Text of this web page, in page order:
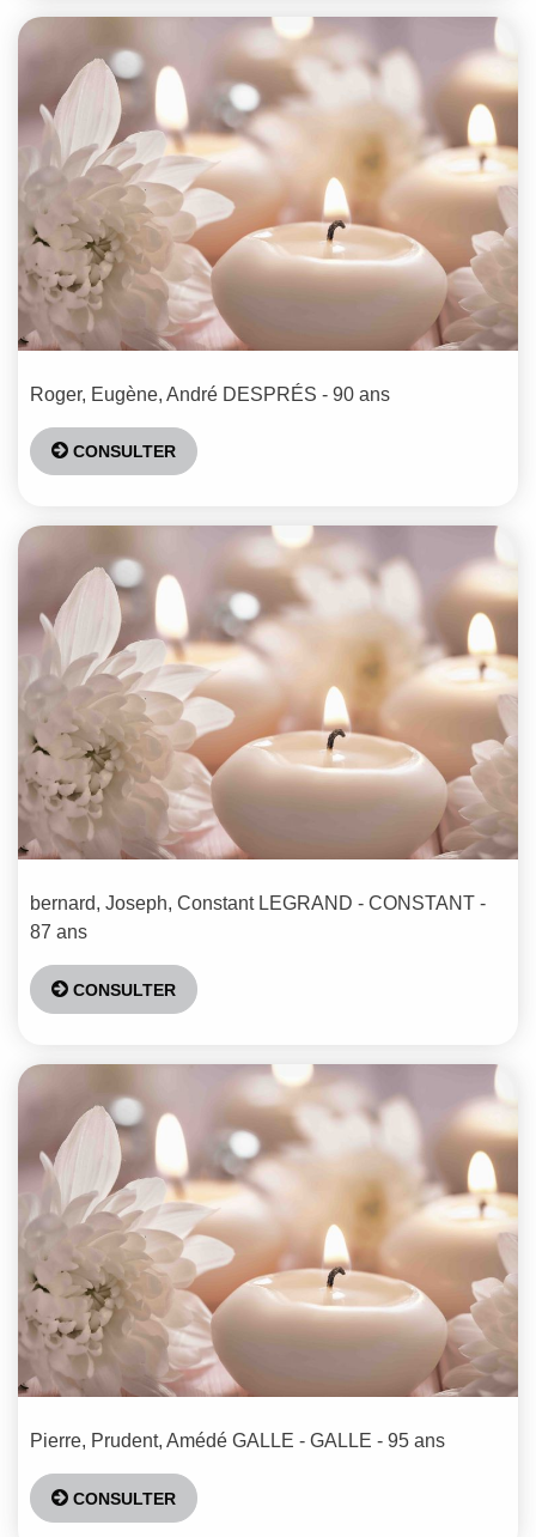
Roger, Eugène, André DESPRÉS - 90 ans
CONSULTER
bernard, Joseph, Constant LEGRAND - CONSTANT -
87 ans
CONSULTER
Pierre, Prudent, Amédé GALLE - GALLE - 95 ans
CONSULTER